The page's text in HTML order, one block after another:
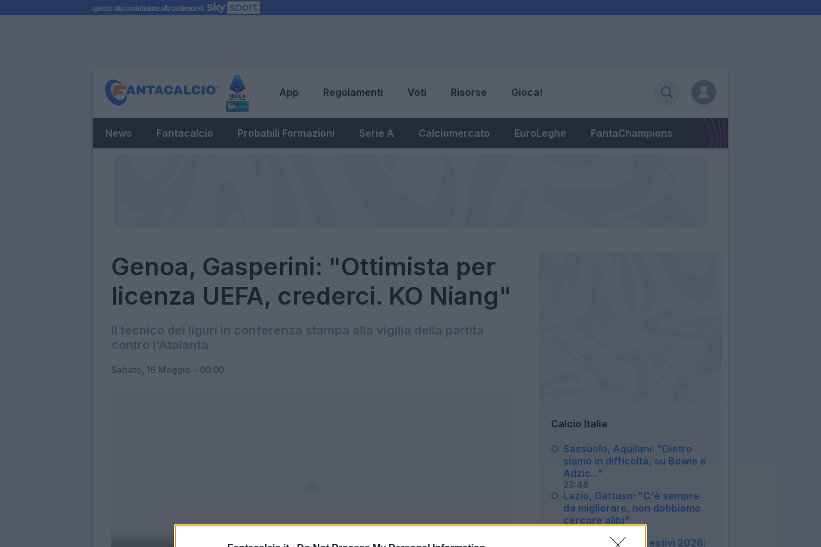
App Regolamenti Voti Risorse Gioca!
News Fantacalcio Probabili Formazioni Serie A Calciomercato EuroLeghe FantaChampions
Genoa, Gasperini: "Ottimista per
licenza UEFA, crederci. KO Niang"
Il tecnico dei liguri in conferenza stampa alla vigilia della partita
contro l'Atalanta
Sabato, 16 Maggio - 00:00
Calcio Italia
Sassuolo, Aquilani: "Dietro
siamo in difficoltà, su Bowie e
Adzic..."
23:48
Lazio, Gattuso: "C'è sempre
da migliorare, non dobbiamo
cercare alibi"
Amichevoli e ritiri estivi 2026: